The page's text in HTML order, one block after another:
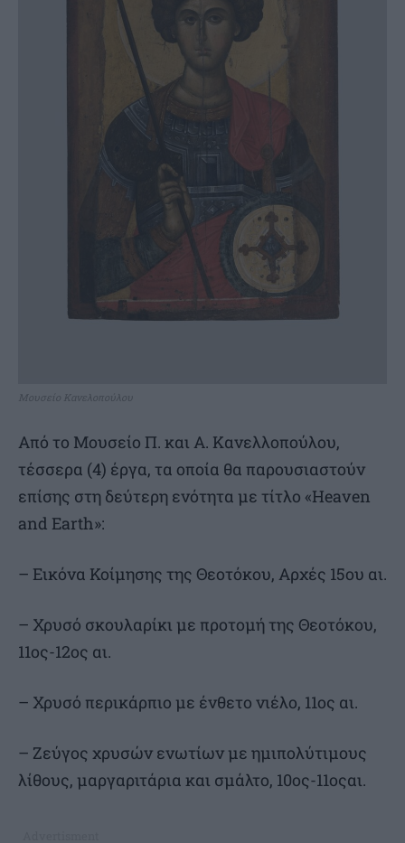
Μουσείο Κανελοπούλου
Από το Μουσείο Π. και Α. Κανελλοπούλου,
τέσσερα (4) έργα, τα οποία θα παρουσιαστούν
επίσης στη δεύτερη ενότητα με τίτλο «Heaven
and Earth»:
– Εικόνα Κοίμησης της Θεοτόκου, Αρχές 15ου αι.
– Χρυσό σκουλαρίκι με προτομή της Θεοτόκου,
11ος-12ος αι.
– Χρυσό περικάρπιο με ένθετο νιέλο, 11ος αι.
– Ζεύγος χρυσών ενωτίων με ημιπολύτιμους
λίθους, μαργαριτάρια και σμάλτο, 10ος-11οςαι.